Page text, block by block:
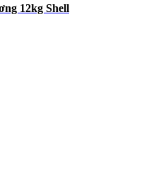
12kg Shell